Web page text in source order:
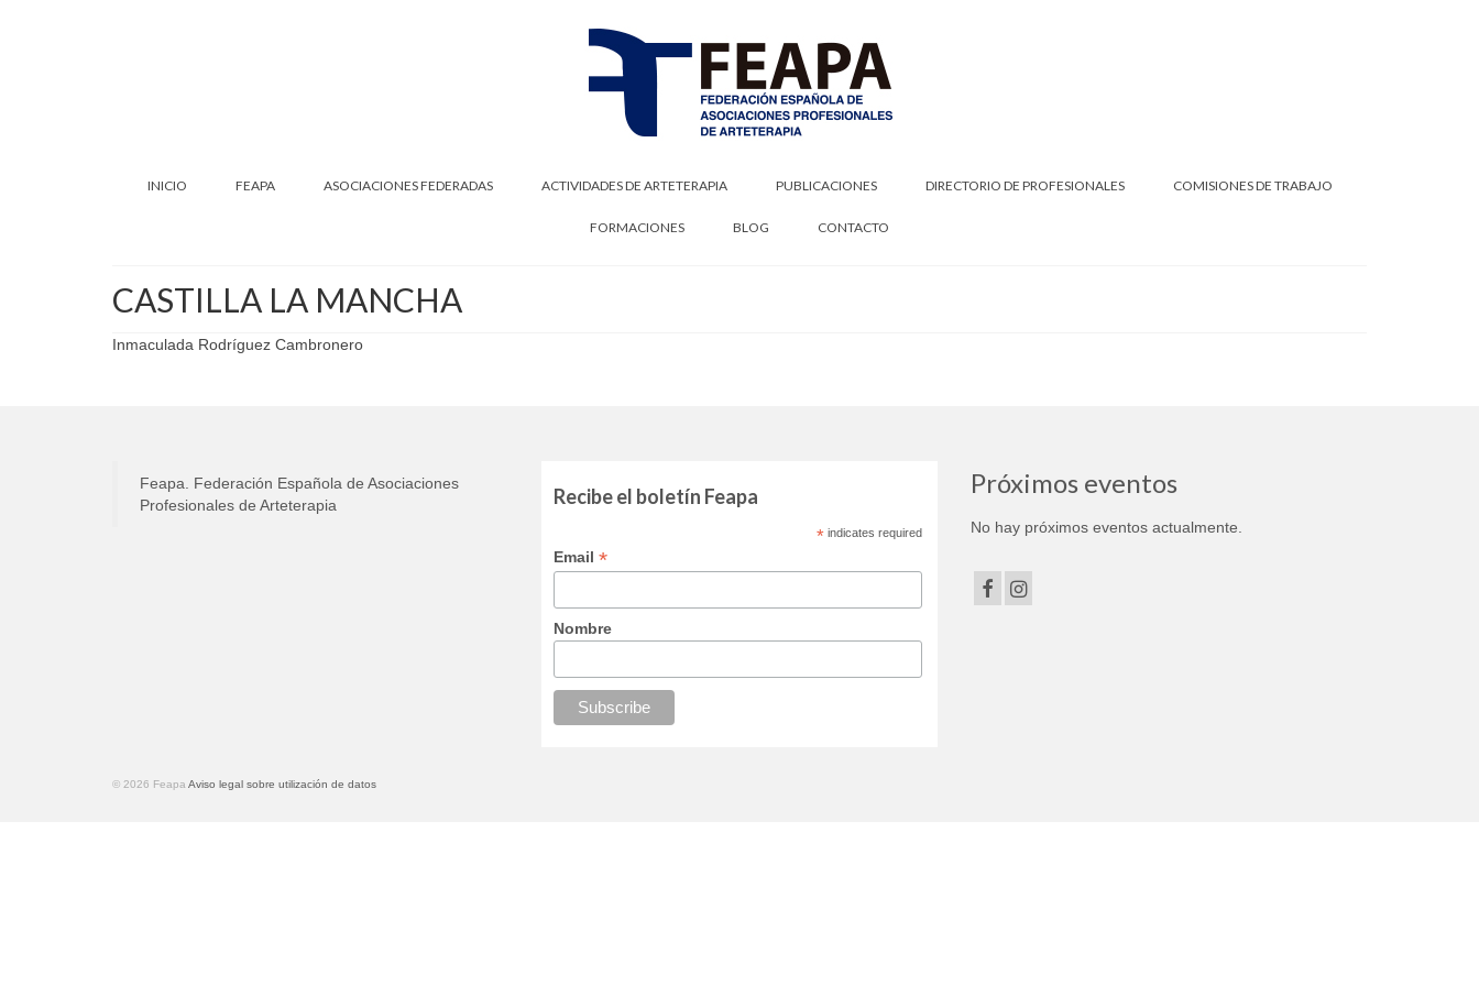
INICIO FEAPA ASOCIACIONES FEDERADAS ACTIVIDADES DE ARTETERAPIA PUBLICACIONES DIRECTORIO DE PROFESIONALES COMISIONES DE TRABAJO
FORMACIONES BLOG CONTACTO
CASTILLA LA MANCHA
Inmaculada Rodríguez Cambronero
Feapa. Federación Española de Asociaciones
Profesionales de Arteterapia
Recibe el boletín Feapa
*indicates required
Email *
Nombre
Próximos eventos
No hay próximos eventos actualmente.
© 2026 Feapa Aviso legal sobre utilización de datos